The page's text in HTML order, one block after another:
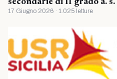
17 Giugno 2026 · 1.025 letture